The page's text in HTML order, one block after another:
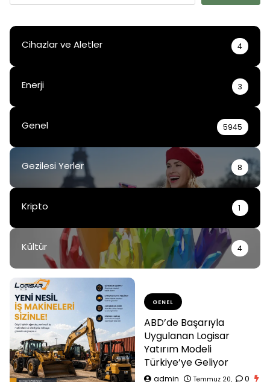
Cihazlar ve Aletler 4
Enerji 3
Genel 5945
Gezilesi Yerler 8
Kripto 1
Kültür 4
GENEL
ABD’de Başarıyla
Uygulanan Logisar
Yatırım Modeli
Türkiye’ye Geliyor
admin
Temmuz 20,
0